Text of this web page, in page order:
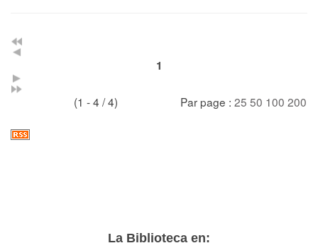
1
(1 - 4 / 4) Par page : 25 50 100 200
La Biblioteca en: